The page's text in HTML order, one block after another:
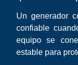
Un generador
confiable
equipo se
estable para